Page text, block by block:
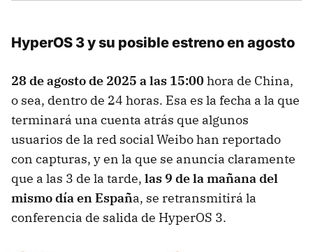
HyperOS 3 y su posible estreno en agosto
28 de agosto de 2025 a las 15:00 hora de China,
o sea, dentro de 24 horas. Esa es la fecha a la que
terminará una cuenta atrás que algunos
usuarios de la red social Weibo han reportado
con capturas, y en la que se anuncia claramente
que a las 3 de la tarde, las 9 de la mañana del
mismo día en España, se retransmitirá la
conferencia de salida de HyperOS 3.